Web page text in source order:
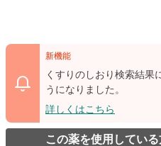
新機能
くすりのしおり検索結果
うになりました。
詳しくはこちら
この薬を使用してい